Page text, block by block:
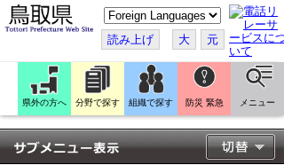
こ
の
ペ
ー
ジ
翻
訳
す
る
読み上げ 大 元
県外の方へ 分野で探す 組織で探す 防災 緊急 メニュー